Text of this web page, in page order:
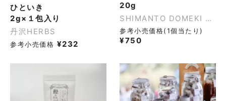
ひといき
2g×１包入り
丹沢HERBS
参考小売価格 ¥232
20g
SHIMANTO DOMEKI CO.,LTD.
参考小売価格(1個当たり)
¥750